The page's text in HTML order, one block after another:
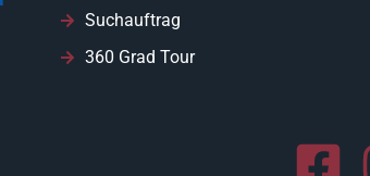
Suchauftrag
360 Grad Tour